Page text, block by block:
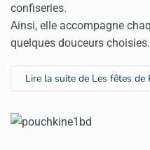
confiseries.
Ainsi, elle accompagne
quelques douceurs choisies.
Lire la suite de Les fêtes de